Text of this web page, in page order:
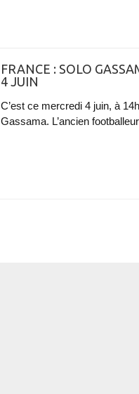
FRANCE : SOLO
4 JUIN
C’est ce mercredi 4 juin, à
Gassama. L’ancien